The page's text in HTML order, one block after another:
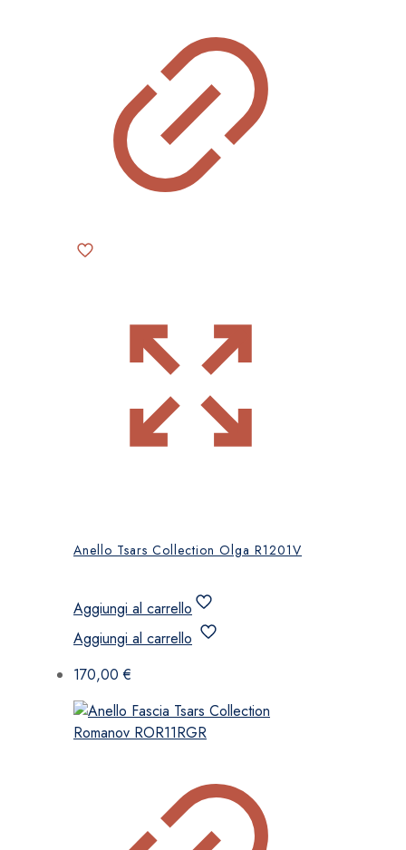
Anello Tsars Collection Olga R1201V
Aggiungi al carrello
Aggiungi al carrello
170,00€